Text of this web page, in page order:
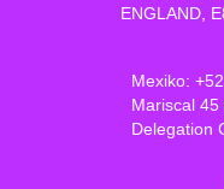
ENGLAND,
Mexiko:
Mariscal
Delegation